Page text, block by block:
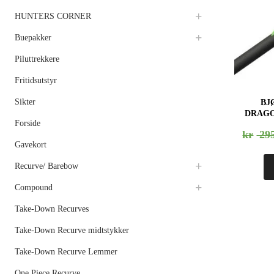
kr
HUNTERS CORNER
Buepakker
Piluttrekkere
Fritidsutstyr
Sikter
Forside
Gavekort
Recurve/ Barebow
Compound
Take-Down Recurves
Take-Down Recurve midtstykker
Take-Down Recurve Lemmer